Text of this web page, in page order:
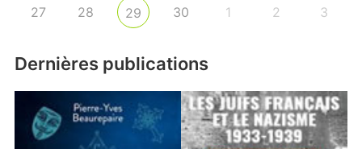
27 28 29 30 1 2 3
Dernières publications